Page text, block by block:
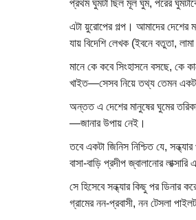
প্রথম ঘুমটা ছিল মূল ঘুম, পরের
এটা য়ুরোপের গল্প। আমাদের দেশের
যায় বিদেশি লেখক (ইবনে বতুতা,
মানে কে কবে সিংহাসনে বসছে, কে
খাইত—সেসব নিয়ে তথ্য তেমন একটা
অন্তত এ দেশের মানুষের ঘুমের
—জানার উপায় নেই।
তবে একটা জিনিস নিশ্চিত যে,
বাসা-বাড়ি প্রদীপ জ্বালানোর
সে হিসেবে সন্ধ্যার কিছু পর
গ্রামের নন-প্রবাসী, নন টেসলা